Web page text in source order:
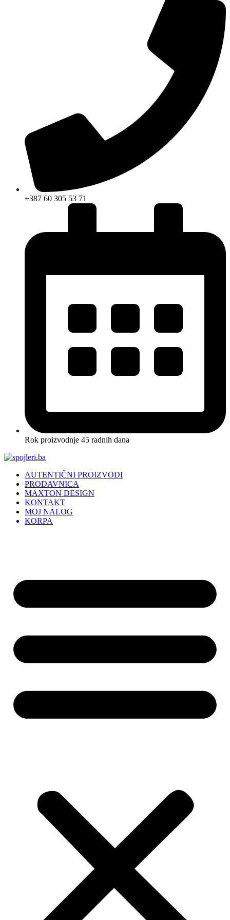
+387 60 305 53 71
Rok proizvodnje 45 radnih dana
AUTENTIČNI PROIZVODI
PRODAVNICA
MAXTON DESIGN
KONTAKT
MOJ NALOG
KORPA